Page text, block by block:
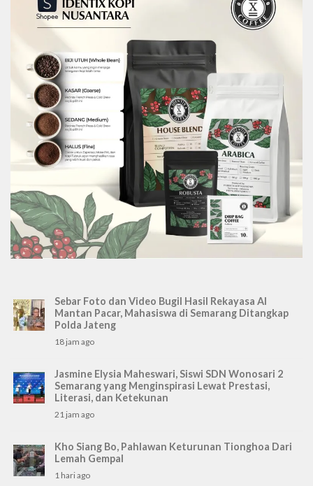
Sebar Foto dan Video Bugil Hasil Rekayasa AI
Mantan Pacar, Mahasiswa di Semarang Ditangkap
Polda Jateng
18 jam ago
Jasmine Elysia Maheswari, Siswi SDN Wonosari 2
Semarang yang Menginspirasi Lewat Prestasi,
Literasi, dan Ketekunan
21 jam ago
Kho Siang Bo, Pahlawan Keturunan Tionghoa Dari
Lemah Gempal
1 hari ago